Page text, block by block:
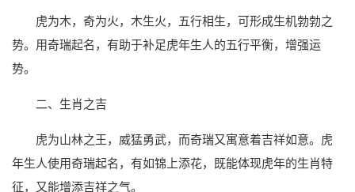
虎为木，奇为火，木生火，五行相生，可形成生机勃勃之
势。用奇瑞起名，有助于补足虎年生人的五行平衡，增强运
势。
二、生肖之吉
虎为山林之王，威猛勇武，而奇瑞又寓意着吉祥如意。虎
年生人使用奇瑞起名，有如锦上添花，既能体现虎年的生肖特
征，又能增添吉祥之气。